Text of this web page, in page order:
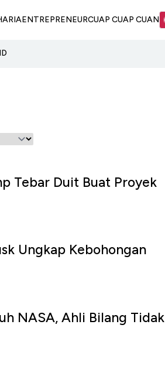
ENTREPRENEURCUAP CUAP CUAN
Tebar Duit Buat Proyek
Ungkap Kebohongan
NASA, Ahli Bilang Tidak